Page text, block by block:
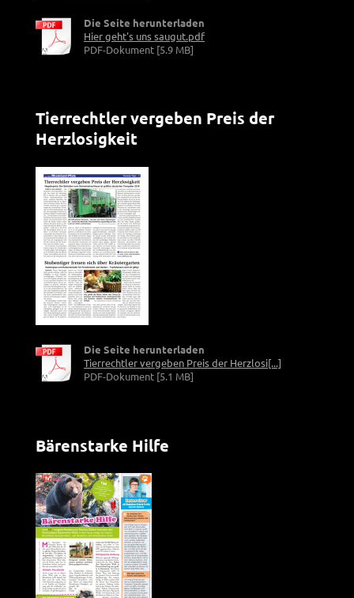
Die Seite herunterladen
Hier geht's uns saugut.pdf
PDF-Dokument [5.9 MB]
Tierrechtler vergeben Preis der
Herzlosigkeit
Die Seite herunterladen
Tierrechtler vergeben Preis der Herzlosi[...]
PDF-Dokument [5.1 MB]
Bärenstarke Hilfe